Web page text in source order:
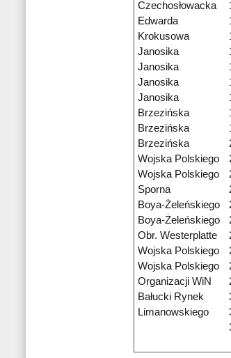
Czechosłowacka
Edwarda
Krokusowa
Janosika
Janosika
Janosika
Janosika
Brzezińska
Brzezińska
Brzezińska
Wojska Polskiego
Wojska Polskiego
Sporna
Boya-Żeleńskiego
Boya-Żeleńskiego
Obr. Westerplatte
Wojska Polskiego
Wojska Polskiego
Organizacji WiN
Bałucki Rynek
Limanowskiego